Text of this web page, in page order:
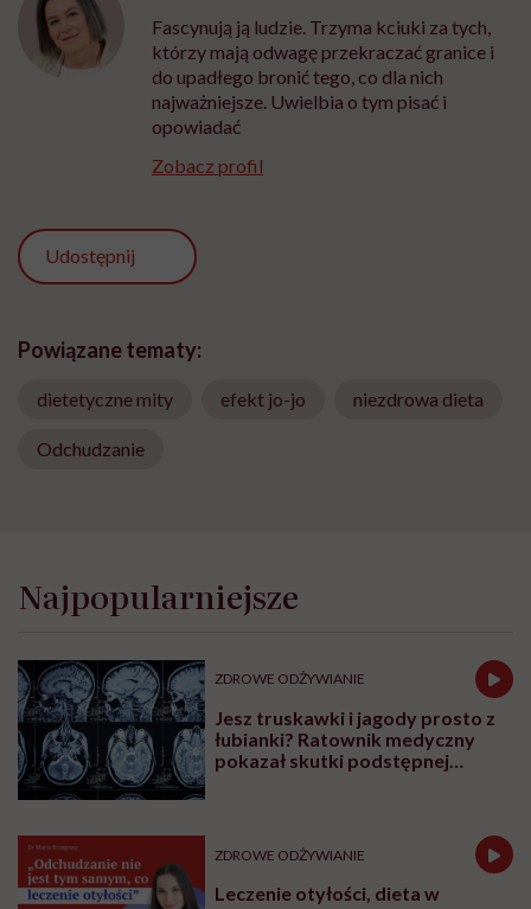
Fascynują ją ludzie. Trzyma kciuki za tych,
którzy mają odwagę przekraczać granice i
do upadłego bronić tego, co dla nich
najważniejsze. Uwielbia o tym pisać i
opowiadać
Zobacz profil
Udostępnij
Powiązane tematy:
dietetyczne mity efekt jo-jo niezdrowa dieta
Odchudzanie
Najpopularniejsze
ZDROWE ODŻYWIANIE
Jesz truskawki i jagody prosto z
łubianki? Ratownik medyczny
pokazał skutki podstępnej
ZDROWE ODŻYWIANIE
Leczenie otyłości, dieta w